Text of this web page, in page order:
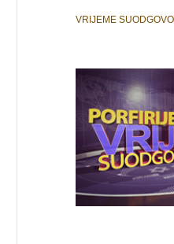
VRIJEME